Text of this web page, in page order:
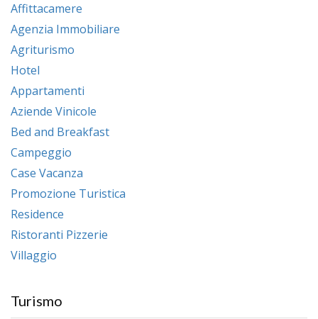
Affittacamere
Agenzia Immobiliare
Agriturismo
Hotel
Appartamenti
Aziende Vinicole
Bed and Breakfast
Campeggio
Case Vacanza
Promozione Turistica
Residence
Ristoranti Pizzerie
Villaggio
Turismo